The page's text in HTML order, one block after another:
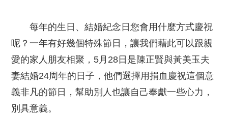
每年的生日、結婚紀念日您會用什麼方式慶祝
呢？一年有好幾個特殊節日，讓我們藉此可以跟親
愛的家人朋友相聚，5月28日是陳正賢與黃美玉夫
妻結婚24周年的日子，他們選擇用捐血慶祝這個意
義非凡的節日，幫助別人也讓自己奉獻一些心力，
別具意義。